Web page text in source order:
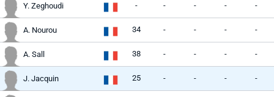
Y. Zeghoudi - - - - -
A. Nourou 34 - - - -
A. Sall 38 - - - -
J. Jacquin 25 - - - -